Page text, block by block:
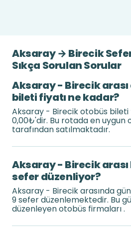
Aksaray → Birecik
Sıkça Sorulan Sorular
Aksaray - Birecik
bileti fiyatı ne kadar?
Aksaray - Birecik otobüs bileti
0,00₺'dir. Bu rotada en uygun
tarafından satılmaktadır.
Aksaray - Birecik
sefer düzenliyor?
Aksaray - Birecik arasında
9 sefer düzenlemektedir. Bu
düzenleyen otobüs firmaları .